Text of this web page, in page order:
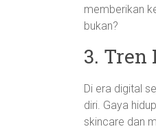
memberikan
bukan?
3.
Di era digital
diri. Gaya
skincare dan